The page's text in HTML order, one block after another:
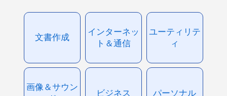
文書作成
インターネッ
ト＆通信
ユーティリテ
ィ
画像＆サウン
ビジネス パーソナル